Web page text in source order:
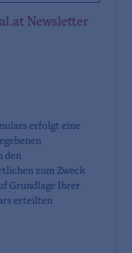
Newsletter
erfolgt eine
den
zum Zweck
Grundlage Ihrer
erteilten